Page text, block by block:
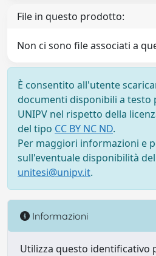
File in questo prodotto:
Non ci sono file associati a
È consentito all'utente
documenti disponibili a testo
UNIPV nel rispetto della
del tipo CC BY NC ND.
Per maggiori informazioni e
sull'eventuale disponibilità
unitesi@unipv.it.
Informazioni
Utilizza questo identificativo